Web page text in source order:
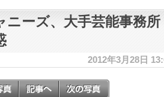
ニーズ、大手芸能事務所
2012年3月28日